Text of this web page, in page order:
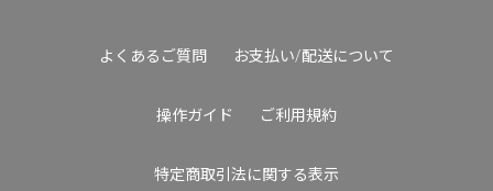
よくあるご質問 お支払い/配送について
操作ガイド ご利用規約
特定商取引法に関する表示